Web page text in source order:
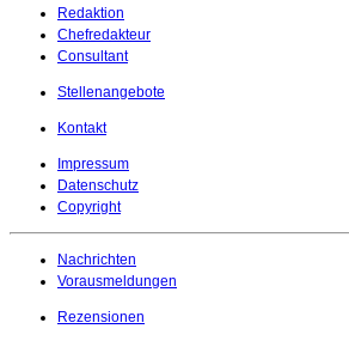
Redaktion
Chefredakteur
Consultant
Stellenangebote
Kontakt
Impressum
Datenschutz
Copyright
Nachrichten
Vorausmeldungen
Rezensionen